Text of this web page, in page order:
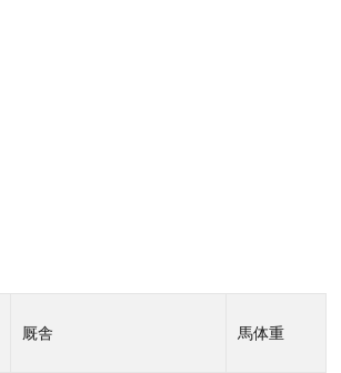
厩舎 馬体重